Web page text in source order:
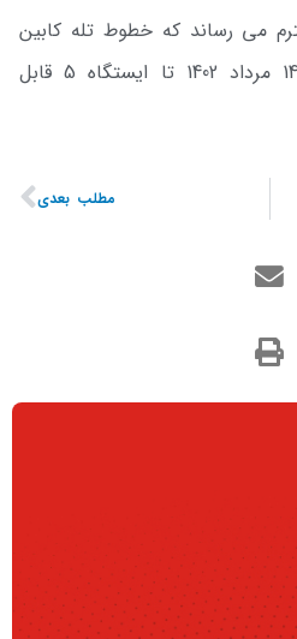
می رساند که خطوط تله کابین
توچال در روز شنبه مورخ 14 مرداد 1402 تا ایستگاه 5 قابل
مطلب بعدی